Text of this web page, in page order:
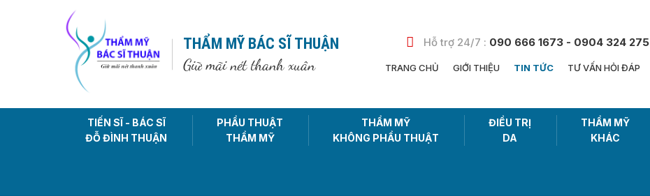
THẨM MỸ BÁC SĨ THUẬN
Giữ mãi nét thanh xuân
Hỗ trợ 24/7 : 090 666 1673 - 0904 324 275
TRANG CHỦ GIỚI THIỆU TIN TỨC TƯ VẤN HỎI ĐÁP
TIẾN SĨ - BÁC SĨ
ĐỖ ĐÌNH THUẬN
PHẨU THUẬT
THẨM MỸ
THẨM MỸ
KHÔNG PHẨU THUẬT
ĐIỀU TRỊ
DA
THẨM MỸ
KHÁC